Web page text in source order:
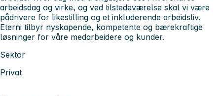
arbeidsdag og virke, og ved tilstedeværelse skal vi være
pådrivere for likestilling og et inkluderende arbeidsliv.
Eterni tilbyr nyskapende, kompetente og bærekraftige
løsninger for våre medarbeidere og kunder.
Sektor
Privat